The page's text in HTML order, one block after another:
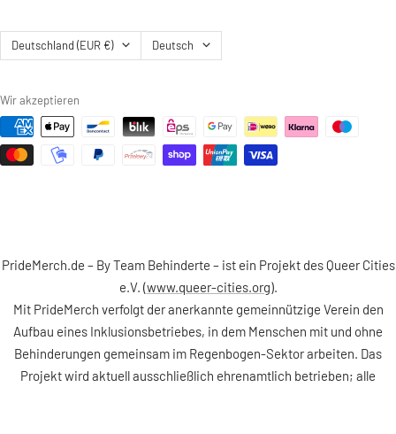
Land/Region
Deutschland (EUR €) Sprache
Deutsch
Wir akzeptieren
PrideMerch.de – By Team Behinderte – ist ein Projekt des Queer Cities
e.V. (www.queer-cities.org).
Mit PrideMerch verfolgt der anerkannte gemeinnützige Verein den
Aufbau eines Inklusionsbetriebes, in dem Menschen mit und ohne
Behinderungen gemeinsam im Regenbogen-Sektor arbeiten. Das
Projekt wird aktuell ausschließlich ehrenamtlich betrieben; alle